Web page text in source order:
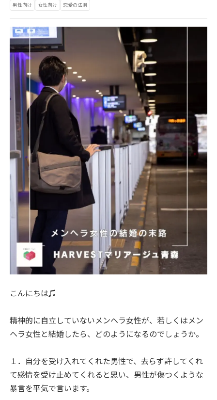
男性向け 女性向け 恋愛の法則
こんにちは♫
精神的に自立していないメンヘラ女性が、若しくはメン
ヘラ女性と結婚したら、どのようになるのでしょうか。
１．自分を受け入れてくれた男性で、去らず許してくれ
て感情を受け止めてくれると思い、男性が傷つくような
暴言を平気で言います。